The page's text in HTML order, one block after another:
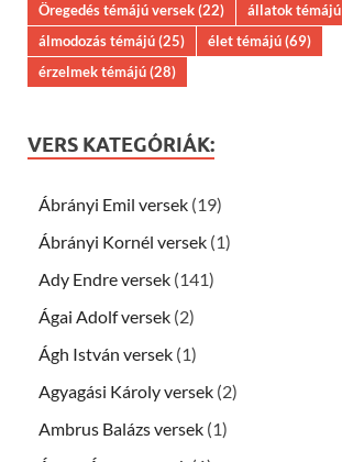
Öregedés témájú versek(22) állatok témájú
álmodozás témájú(25) élet témájú(69)
érzelmek témájú(28)
VERS KATEGÓRIÁK:
Ábrányi Emil versek (19)
Ábrányi Kornél versek (1)
Ady Endre versek (141)
Ágai Adolf versek (2)
Ágh István versek (1)
Agyagási Károly versek (2)
Ambrus Balázs versek (1)